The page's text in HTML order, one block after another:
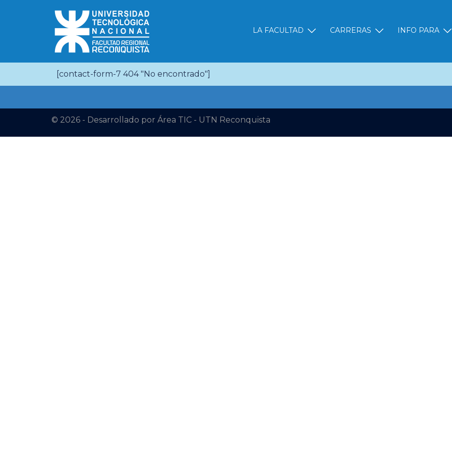
LA FACULTAD CARRERAS INFO PARA
SELECCIÓN DOCENTE
[contact-form-7 404 "No encontrado"]
© 2026 - Desarrollado por Área TIC - UTN Reconquista